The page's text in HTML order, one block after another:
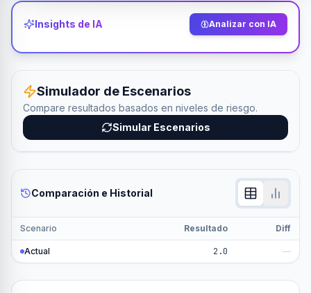
Insights de IA Analizar con IA
Simulador de Escenarios
Compare resultados basados en niveles de riesgo.
Simular Escenarios
Comparación e Historial
Scenario Resultado Diff
Actual 2.0 —